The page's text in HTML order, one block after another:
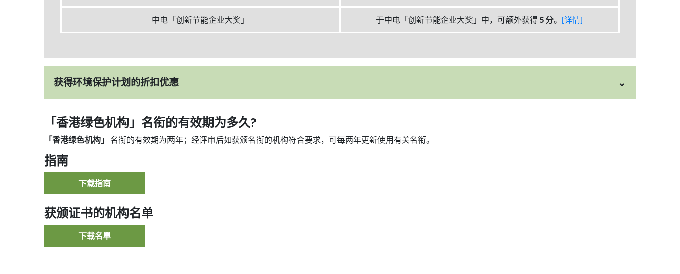
中电「创新节能企业大奖」 于中电「创新节能企业大奖」中，可额外获得 5 分。 [详情]
获得环境保护计划的折扣优惠
「香港绿色机构」名衔的有效期为多久?
「香港绿色机构」 名衔的有效期为两年；经评审后如获颁名衔的机构符合要求，可每两年更新使用有关名衔。
指南
下载指南
获颁证书的机构名单
下载名單